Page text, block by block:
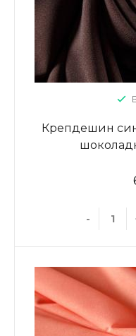
Крепдешин
-